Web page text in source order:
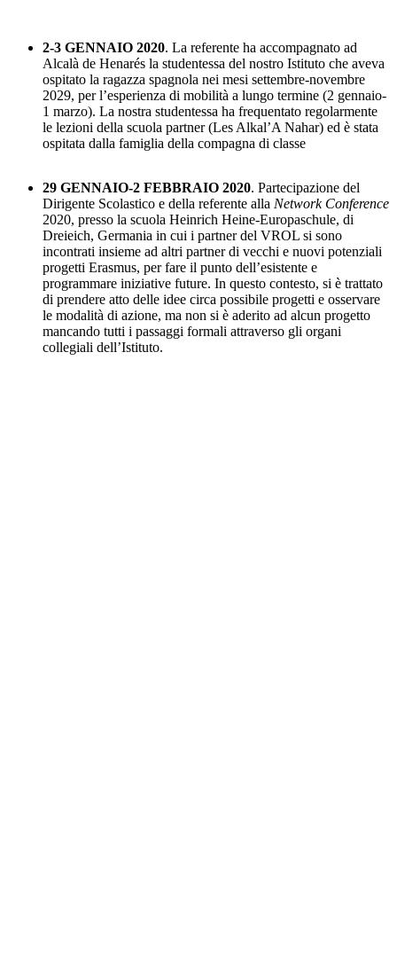
2-3 GENNAIO 2020. La referente ha accompagnato ad
Alcalà de Henarés la studentessa del nostro Istituto che aveva
ospitato la ragazza spagnola nei mesi settembre-novembre
2029, per l’esperienza di mobilità a lungo termine (2 gennaio-
1 marzo). La nostra studentessa ha frequentato regolarmente
le lezioni della scuola partner (Les Alkal’A Nahar) ed è stata
ospitata dalla famiglia della compagna di classe
29 GENNAIO-2 FEBBRAIO 2020. Partecipazione del
Dirigente Scolastico e della referente alla Network Conference
2020, presso la scuola Heinrich Heine-Europaschule, di
Dreieich, Germania in cui i partner del VROL si sono
incontrati insieme ad altri partner di vecchi e nuovi potenziali
progetti Erasmus, per fare il punto dell’esistente e
programmare iniziative future. In questo contesto, si è trattato
di prendere atto delle idee circa possibile progetti e osservare
le modalità di azione, ma non si è aderito ad alcun progetto
mancando tutti i passaggi formali attraverso gli organi
collegiali dell’Istituto.